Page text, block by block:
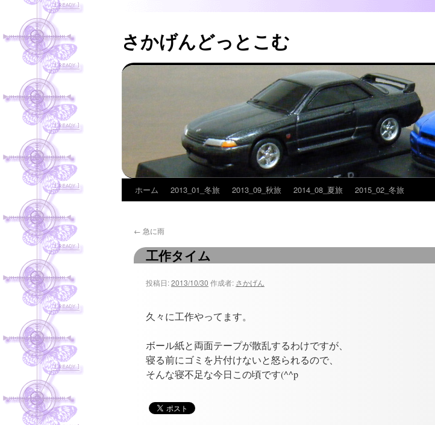
さかげんどっとこむ
テ
ン
ホーム 2013_01_冬旅 2013_09_秋旅 2014_08_夏旅 2015_02_冬旅
← 急に雨
工作タイム
投稿日:2013/10/30 作成者: さかげん
久々に工作やってます。
ボール紙と両面テープが散乱するわけですが、
寝る前にゴミを片付けないと怒られるので、
そんな寝不足な今日この頃です(^^p